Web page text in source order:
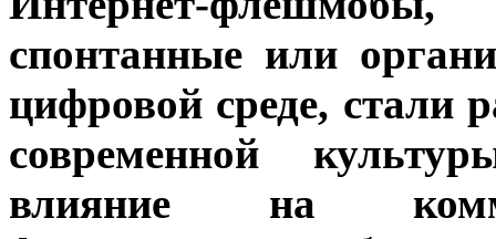
спонтанные или
цифровой среде, стали
современной
влияние на